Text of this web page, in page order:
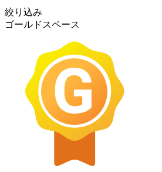
絞り込み
ゴールドスペース